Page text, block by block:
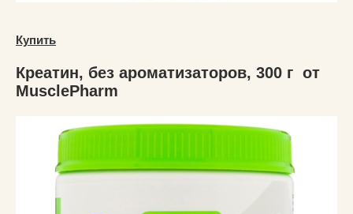
Купить
Креатин, без ароматизаторов, 300 г от
MusclePharm